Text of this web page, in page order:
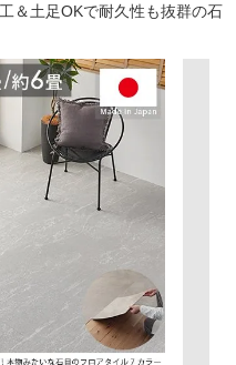
＆土足OKで耐久性も抜群の石